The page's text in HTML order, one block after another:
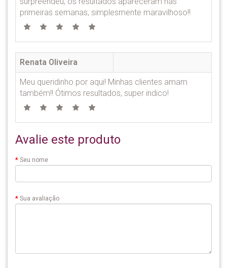
primeiras semanas, simplesmente maravilhoso!!
Renata Oliveira
Meu queridinho por aqui! Minhas clientes amam
também!! Ótimos resultados, super indico!
Avalie este produto
Seu nome
Sua avaliação